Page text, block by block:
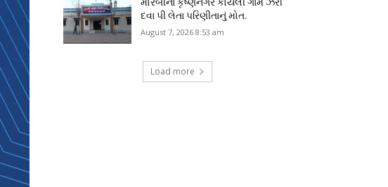
દવા પી લેતા પરિણીતાનું મોત.
August 7, 2026 8:53 am
Load more